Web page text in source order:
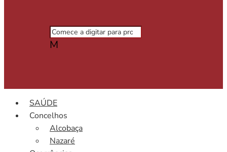
M
SAÚDE
Concelhos
Alcobaça
Nazaré